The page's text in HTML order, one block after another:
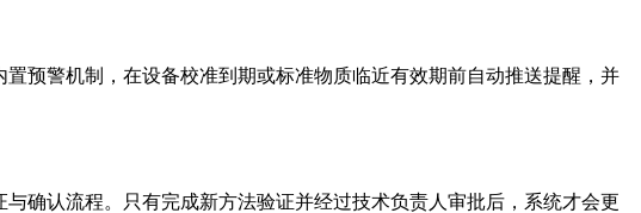
预警机制，在设备校准到期或标准物质临近有效期前自动推送提醒，并
确认流程。只有完成新方法验证并经过技术负责人审批后，系统才会更